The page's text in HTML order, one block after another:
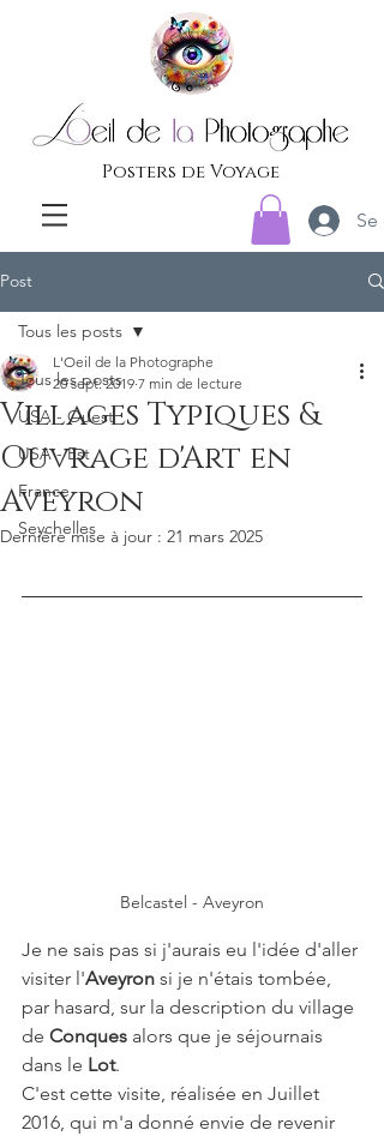
Posters de Voyage
Se
Post
Tous les posts
USA - Ouest
USA - Est
France
Seychelles
Tous les posts
Villages Typiques &
Ouvrage d'Art en
Aveyron
L'Oeil de la Photographe
20 sept. 2019 7 min de lecture
Dernière mise à jour : 21 mars 2025
Belcastel - Aveyron
Je ne sais pas si j'aurais eu l'idée d'aller
visiter l'Aveyron si je n'étais tombée,
par hasard, sur la description du village
de Conques alors que je séjournais
dans le Lot.
C'est cette visite, réalisée en Juillet
2016, qui m'a donné envie de revenir